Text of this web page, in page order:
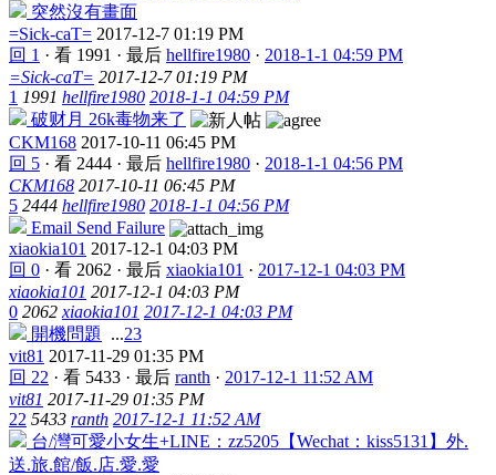
突然沒有畫面
=Sick-caT= 2017-12-7 01:19 PM
回 1 · 看 1991 · 最后 hellfire1980 · 2018-1-1 04:59 PM
=Sick-caT= 2017-12-7 01:19 PM
1 1991 hellfire1980 2018-1-1 04:59 PM
破财月 26k毒物来了
CKM168 2017-10-11 06:45 PM
回 5 · 看 2444 · 最后 hellfire1980 · 2018-1-1 04:56 PM
CKM168 2017-10-11 06:45 PM
5 2444 hellfire1980 2018-1-1 04:56 PM
Email Send Failure
xiaokia101 2017-12-1 04:03 PM
回 0 · 看 2062 · 最后 xiaokia101 · 2017-12-1 04:03 PM
xiaokia101 2017-12-1 04:03 PM
0 2062 xiaokia101 2017-12-1 04:03 PM
開機問題
...23
vit81 2017-11-29 01:35 PM
回 22 · 看 5433 · 最后 ranth · 2017-12-1 11:52 AM
vit81 2017-11-29 01:35 PM
22 5433 ranth 2017-12-1 11:52 AM
台/灣可愛小女生+LINE：zz5205【Wechat：kiss5131】外.
送.旅.館/飯.店.愛.愛